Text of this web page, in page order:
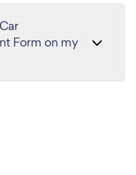
Form on my